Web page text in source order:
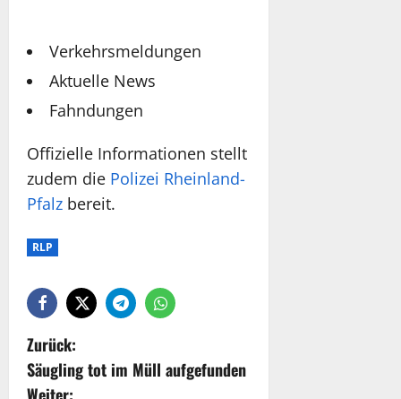
Verkehrsmeldungen
Aktuelle News
Fahndungen
Offizielle Informationen stellt
zudem die Polizei Rheinland-
Pfalz bereit.
RLP
Zurück:
Säugling tot im Müll aufgefunden
Weiter: